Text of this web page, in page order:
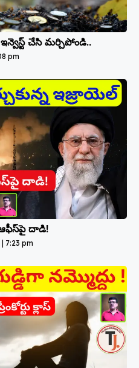
ఇన్వెస్ట్ చేసి మర్చిపోండి..
pm
దాడి!
7:23 pm